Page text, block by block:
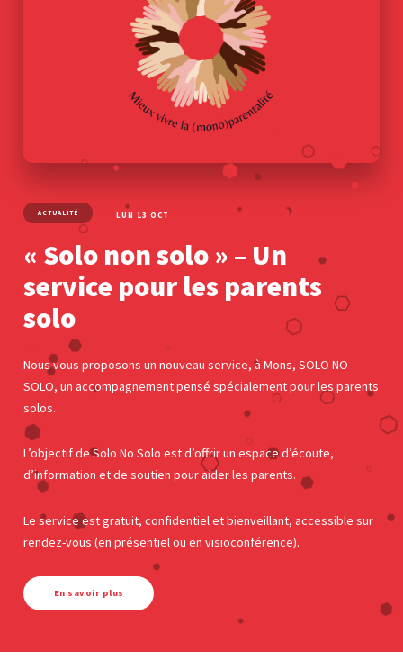
ACTUALITÉ LUN 13 OCT
« Solo non solo » – Un
service pour les parents
solo
Nous vous proposons un nouveau service, à Mons, SOLO NO
SOLO, un accompagnement pensé spécialement pour les parents
solos.
L’objectif de Solo No Solo est d’offrir un espace d’écoute,
d’information et de soutien pour aider les parents.
Le service est gratuit, confidentiel et bienveillant, accessible sur
rendez-vous (en présentiel ou en visioconférence).
En savoir plus